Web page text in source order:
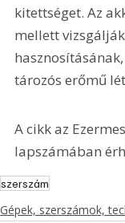
kitettséget. Az
mellett
tározós erőmű
A cikk az
lapszámában
szerszám
Gépek, szerszámok,